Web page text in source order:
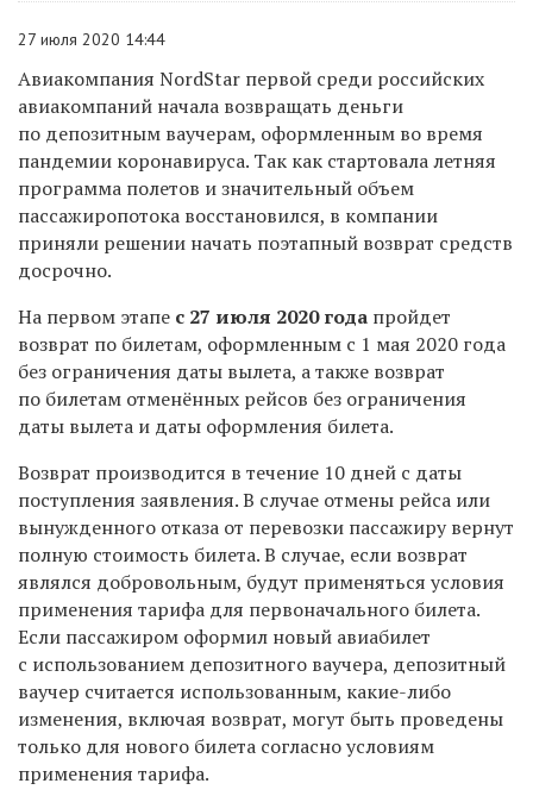
27 июля 2020 14:44
Авиакомпания NordStar первой среди российских
авиакомпаний начала возвращать деньги
по депозитным ваучерам, оформленным во время
пандемии коронавируса. Так как стартовала летняя
программа полетов и значительный объем
пассажиропотока восстановился, в компании
приняли решении начать поэтапный возврат средств
досрочно.
На первом этапе с 27 июля 2020 года пройдет
возврат по билетам, оформленным с 1 мая 2020 года
без ограничения даты вылета, а также возврат
по билетам отменённых рейсов без ограничения
даты вылета и даты оформления билета.
Возврат производится в течение 10 дней с даты
поступления заявления. В случае отмены рейса или
вынужденного отказа от перевозки пассажиру вернут
полную стоимость билета. В случае, если возврат
являлся добровольным, будут применяться условия
применения тарифа для первоначального билета.
Если пассажиром оформил новый авиабилет
с использованием депозитного ваучера, депозитный
ваучер считается использованным, какие-либо
изменения, включая возврат, могут быть проведены
только для нового билета согласно условиям
применения тарифа.